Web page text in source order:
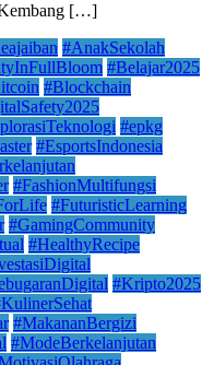
[…]
#AnakSekolah
#Belajar2025
#Blockchain
#epkg
#EsportsIndonesia
#FashionMultifungsi
#FuturisticLearning
#GamingCommunity
#HealthyRecipe
#Kripto2025
#MakananBergizi
#ModeBerkelanjutan